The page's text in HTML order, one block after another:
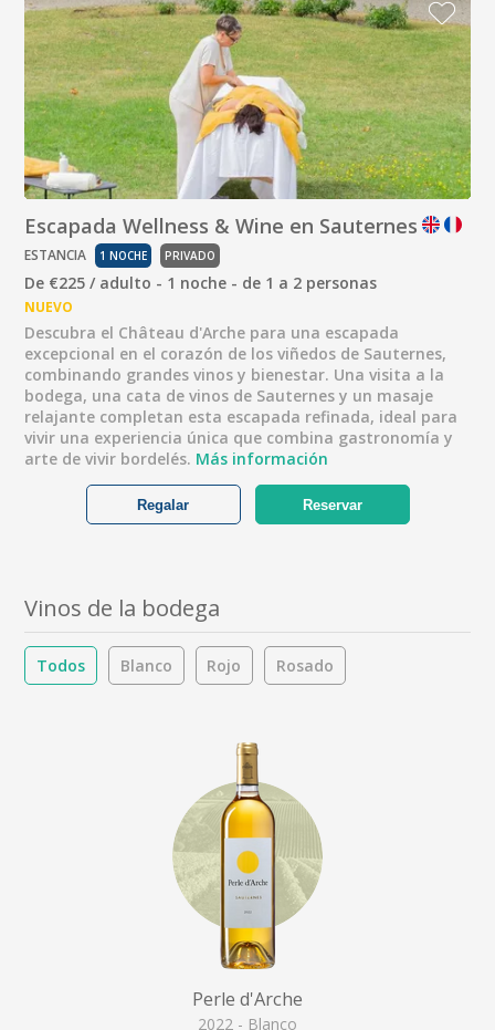
Escapada Wellness & Wine en Sauternes
ESTANCIA 1 NOCHE PRIVADO
De €225 / adulto - 1 noche - de 1 a 2 personas
NUEVO
Descubra el Château d'Arche para una escapada
excepcional en el corazón de los viñedos de Sauternes,
combinando grandes vinos y bienestar. Una visita a la
bodega, una cata de vinos de Sauternes y un masaje
relajante completan esta escapada refinada, ideal para
vivir una experiencia única que combina gastronomía y
arte de vivir bordelés. Más información
Reservar
Regalar
Vinos de la bodega
Todos Blanco Rojo Rosado
Perle d'Arche
2022 - Blanco